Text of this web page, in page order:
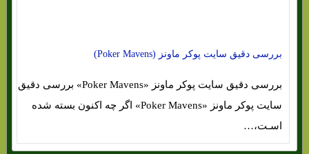
بررسی دقیق سایت پوکر ماونز (Poker Mavens)
بررسی دقیق سایت پوکر ماونز «Poker Mavens» بررسی دقیق
سایت پوکر ماونز «Poker Mavens» اگر چه اکنون بسته شده
اسـت،…